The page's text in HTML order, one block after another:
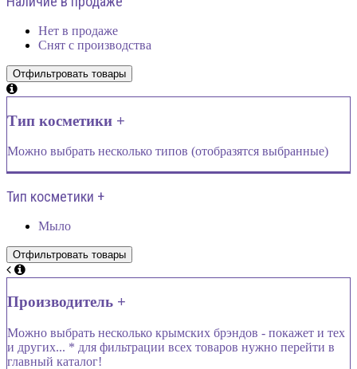
Нет в продаже
Снят с производства
Тип косметики +
Можно выбрать несколько типов (отобразятся выбранные)
Тип косметики +
Мыло
Производитель +
Можно выбрать несколько крымских брэндов - покажет и тех
и других... * для фильтрации всех товаров нужно перейти в
главный каталог!